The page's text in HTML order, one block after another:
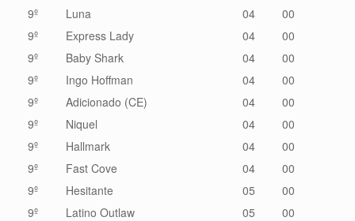
9º
Luna 04
00
9º
Express Lady 04
00
9º
Baby Shark 04
00
9º
Ingo Hoffman 04
00
9º
Adicionado (CE) 04
00
9º
Niquel 04
00
9º
Hallmark 04
00
9º
Fast Cove 04
00
9º
Hesitante 05
00
9º
Latino Outlaw 05
00